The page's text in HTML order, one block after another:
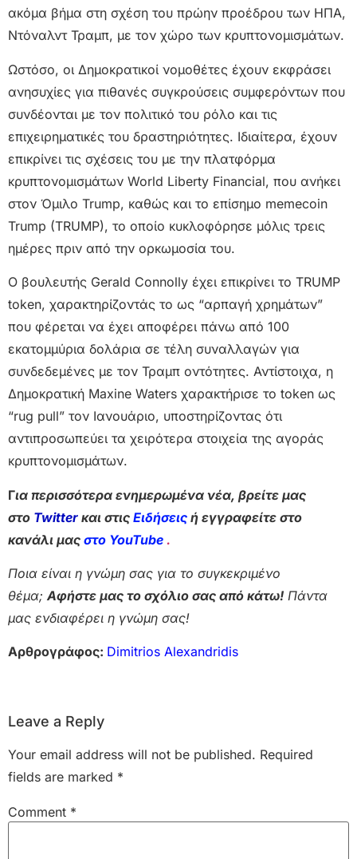
ακόμα βήμα στη σχέση του πρώην προέδρου των ΗΠΑ,
Ντόναλντ Τραμπ, με τον χώρο των κρυπτονομισμάτων.
Ωστόσο, οι Δημοκρατικοί νομοθέτες έχουν εκφράσει
ανησυχίες για πιθανές συγκρούσεις συμφερόντων που
συνδέονται με τον πολιτικό του ρόλο και τις
επιχειρηματικές του δραστηριότητες. Ιδιαίτερα, έχουν
επικρίνει τις σχέσεις του με την πλατφόρμα
κρυπτονομισμάτων World Liberty Financial, που ανήκει
στον Όμιλο Trump, καθώς και το επίσημο memecoin
Trump (TRUMP), το οποίο κυκλοφόρησε μόλις τρεις
ημέρες πριν από την ορκωμοσία του.
Ο βουλευτής Gerald Connolly έχει επικρίνει το TRUMP
token, χαρακτηρίζοντάς το ως “αρπαγή χρημάτων”
που φέρεται να έχει αποφέρει πάνω από 100
εκατομμύρια δολάρια σε τέλη συναλλαγών για
συνδεδεμένες με τον Τραμπ οντότητες. Αντίστοιχα, η
Δημοκρατική Maxine Waters χαρακτήρισε το token ως
“rug pull” τον Ιανουάριο, υποστηρίζοντας ότι
αντιπροσωπεύει τα χειρότερα στοιχεία της αγοράς
κρυπτονομισμάτων.
Για περισσότερα ενημερωμένα νέα, βρείτε μας
στο Twitter και στις Ειδήσεις ή εγγραφείτε στο
κανάλι μας στο YouTube .
Ποια είναι η γνώμη σας για το συγκεκριμένο
θέμα; Αφήστε μας το σχόλιο σας από κάτω! Πάντα
μας ενδιαφέρει η γνώμη σας!
Αρθρογράφος: Dimitrios Alexandridis
Leave a Reply
Your email address will not be published. Required
fields are marked *
Comment *